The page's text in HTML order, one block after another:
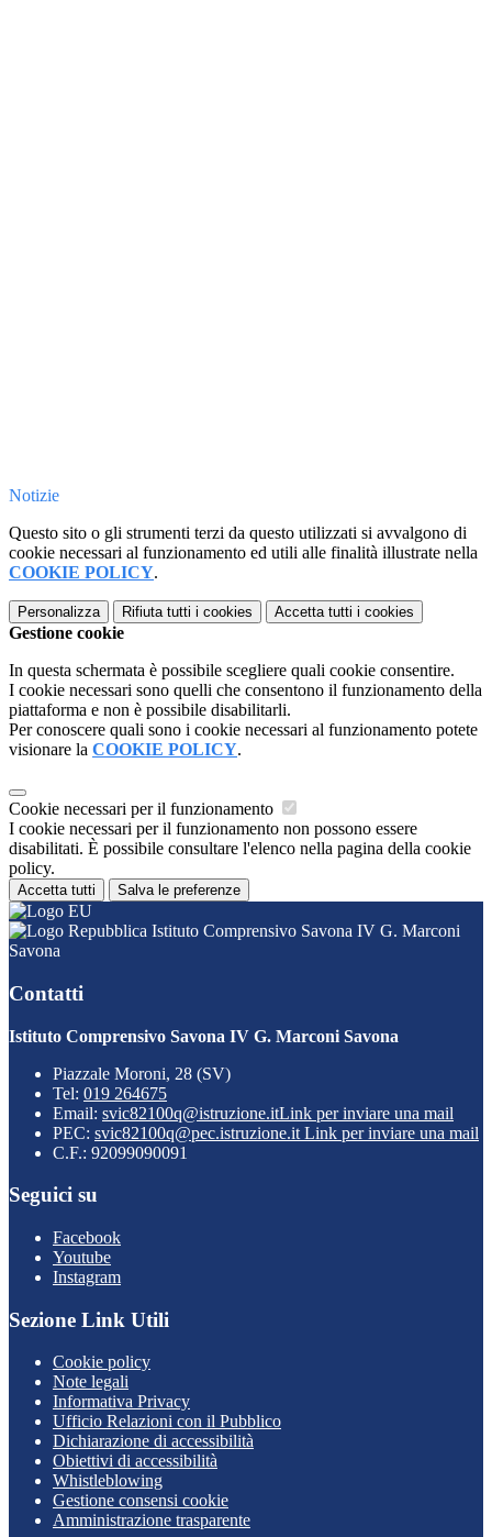
Notizie
Questo sito o gli strumenti terzi da questo utilizzati si avvalgono di
cookie necessari al funzionamento ed utili alle finalità illustrate nella
COOKIE POLICY.
Personalizza Rifiuta tutti i cookies Accetta tutti i cookies
Gestione cookie
In questa schermata è possibile scegliere quali cookie consentire.
I cookie necessari sono quelli che consentono il funzionamento della
piattaforma e non è possibile disabilitarli.
Per conoscere quali sono i cookie necessari al funzionamento potete
visionare la COOKIE POLICY.
Cookie necessari per il funzionamento
I cookie necessari per il funzionamento non possono essere
disabilitati. È possibile consultare l'elenco nella pagina della cookie
policy.
Accetta tutti Salva le preferenze
Istituto Comprensivo Savona IV G. Marconi
Savona
Contatti
Istituto Comprensivo Savona IV G. Marconi Savona
Piazzale Moroni, 28 (SV)
Tel: 019 264675
Email: svic82100q@istruzione.itLink per inviare una mail
PEC: svic82100q@pec.istruzione.it Link per inviare una mail
C.F.: 92099090091
Seguici su
Facebook
Youtube
Instagram
Sezione Link Utili
Cookie policy
Note legali
Informativa Privacy
Ufficio Relazioni con il Pubblico
Dichiarazione di accessibilità
Obiettivi di accessibilità
Whistleblowing
Gestione consensi cookie
Amministrazione trasparente